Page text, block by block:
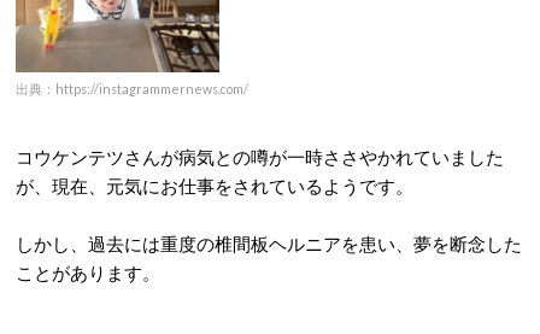
出典：https://instagrammernews.com/
コウケンテツさんが病気との噂が一時ささやかれていました
が、現在、元気にお仕事をされているようです。
しかし、過去には重度の椎間板ヘルニアを患い、夢を断念した
ことがあります。